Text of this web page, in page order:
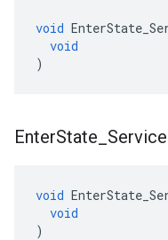
void
void
)
EnterState Service
void
void
)